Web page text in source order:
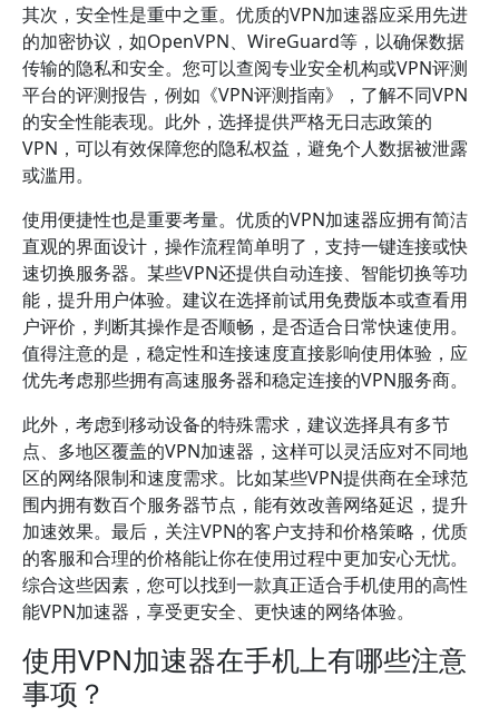
其次，安全性是重中之重。优质的VPN加速器应采用先进
的加密协议，如OpenVPN、WireGuard等，以确保数据
传输的隐私和安全。您可以查阅专业安全机构或VPN评测
平台的评测报告，例如《VPN评测指南》，了解不同VPN
的安全性能表现。此外，选择提供严格无日志政策的
VPN，可以有效保障您的隐私权益，避免个人数据被泄露
或滥用。
使用便捷性也是重要考量。优质的VPN加速器应拥有简洁
直观的界面设计，操作流程简单明了，支持一键连接或快
速切换服务器。某些VPN还提供自动连接、智能切换等功
能，提升用户体验。建议在选择前试用免费版本或查看用
户评价，判断其操作是否顺畅，是否适合日常快速使用。
值得注意的是，稳定性和连接速度直接影响使用体验，应
优先考虑那些拥有高速服务器和稳定连接的VPN服务商。
此外，考虑到移动设备的特殊需求，建议选择具有多节
点、多地区覆盖的VPN加速器，这样可以灵活应对不同地
区的网络限制和速度需求。比如某些VPN提供商在全球范
围内拥有数百个服务器节点，能有效改善网络延迟，提升
加速效果。最后，关注VPN的客户支持和价格策略，优质
的客服和合理的价格能让你在使用过程中更加安心无忧。
综合这些因素，您可以找到一款真正适合手机使用的高性
能VPN加速器，享受更安全、更快速的网络体验。
使用VPN加速器在手机上有哪些注意
事项？